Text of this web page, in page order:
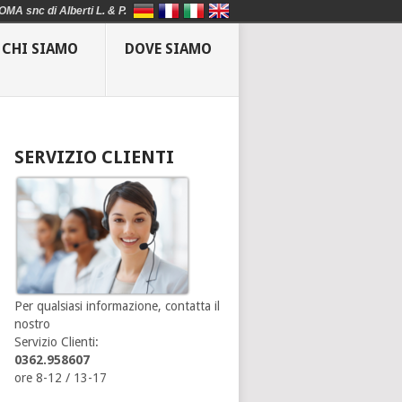
CHI SIAMO DOVE SIAMO
SERVIZIO CLIENTI
Per qualsiasi informazione, contatta il
nostro
Servizio Clienti:
0362.958607
ore 8-12 / 13-17
snc di Alberti L. & P.